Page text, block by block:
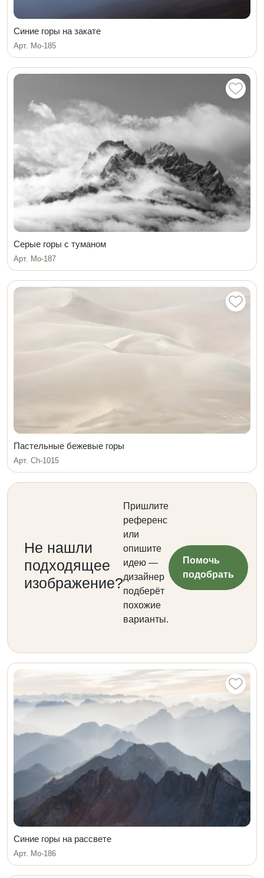
Синие горы на закате
Арт. Мо-185
Серые горы с туманом
Арт. Мо-187
Пастельные бежевые горы
Арт. Ch-1015
Не нашли
подходящее
изображение?
Пришлите
референс
или
опишите
идею —
дизайнер
подберёт
похожие
варианты.
Помочь
подобрать
Синие горы на рассвете
Арт. Мо-186